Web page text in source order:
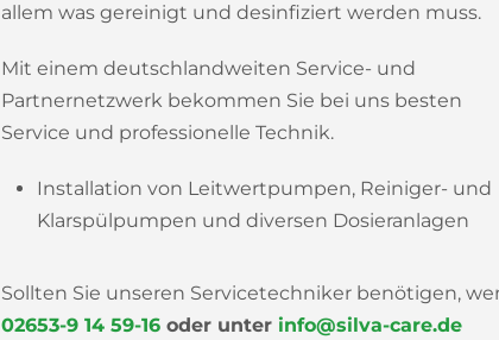
allem was gereinigt und desinfiziert werden muss.
Mit einem deutschlandweiten Service- und
Partnernetzwerk bekommen Sie bei uns besten
Service und professionelle Technik.
Installation von Leitwertpumpen, Reiniger- und
Klarspülpumpen und diversen Dosieranlagen
Sollten Sie unseren Servicetechniker benötigen,
02653-9 14 59-16 oder unter info@silva-care.de